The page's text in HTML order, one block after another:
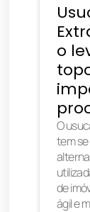
o
O
tem
de
ágil e